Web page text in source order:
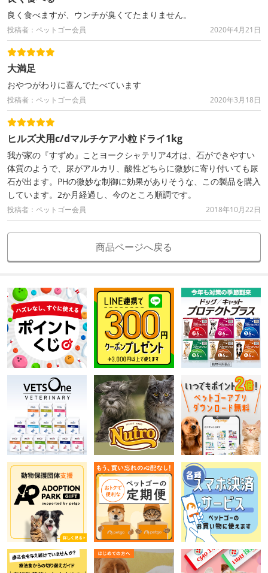
良く食べますが、ウンチが臭くてたまりません。
投稿者：ペットゴー会員 2020年4月21日
大満足
おやつがわりに喜んでたべています
投稿者：ペットゴー会員 2020年3月18日
ヒルズ犬用c/dマルチケア小粒ドライ1kg
我が家の『すずめ』ことヨークシャテリア4才は、石ができやすい
体質のようで、尿がアルカリ、酸性どちらに微妙に寄り付いても尿
石が出ます。PHの微妙な制御に効果がありそうな、この製品を購入
しています。2か月経過し、今のところ順調です。
投稿者：ペットゴー会員 2018年10月22日
商品ページへ戻る